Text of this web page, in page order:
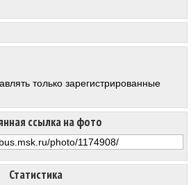
Статистика
ссылка на фото
только зарегистрированные